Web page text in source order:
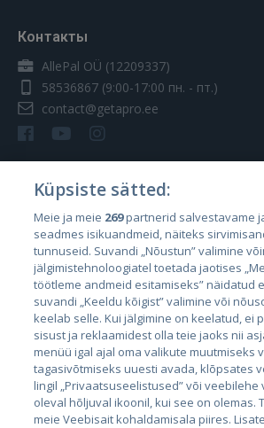
Контакты
AllePal OÜ (12209337)
58536867 (9:00-17:00 пн. - пт.)
contact@getapro.ee
Страны
Эстония
Латвия
Литва
Küpsiste sätted:
Meie ja meie 269partnerid salvestavame
seadmes isikuandmeid, näiteks
tunnuseid. Suvandi „Nõustun” valimine
jälgimistehnoloogiatel toetada jaotises
töötleme andmeid esitamiseks” näidatud
suvandi „Keeldu kõigist” valimine või
keelab selle. Kui jälgimine on keelatud, ei
sisust ja reklaamidest olla teie jaoks nii
menüü igal ajal oma valikute muutmiseks
tagasivõtmiseks uuesti avada, klõpsates
lingil „Privaatsuseelistused” või
oleval hõljuval ikoonil, kui see on olemas.
meie Veebisait kohaldamisala piires.